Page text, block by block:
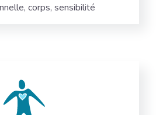
corps, sensibilité